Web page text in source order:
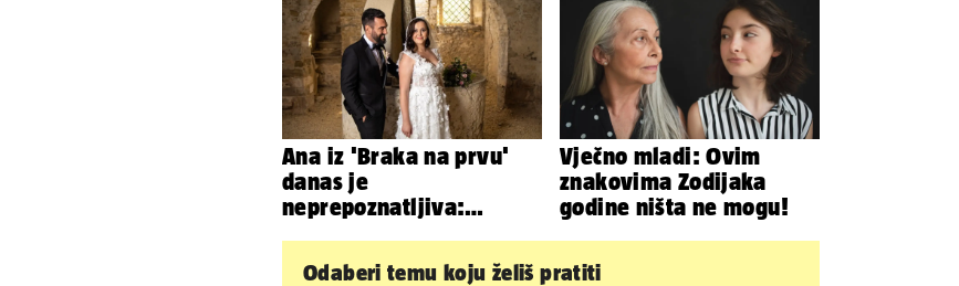
Ana iz 'Braka na prvu'
danas je
neprepoznatljiva:
Vječno mladi: Ovim
znakovima Zodijaka
godine ništa ne mogu!
Odaberi temu koju želiš pratiti